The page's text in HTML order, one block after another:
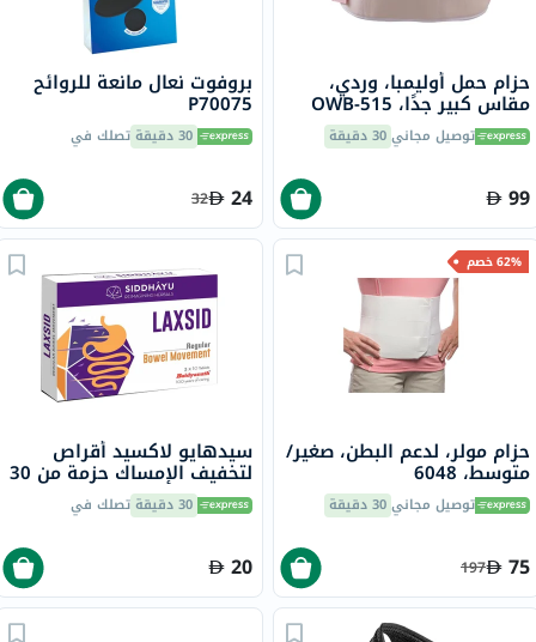
حزام حمل أوليمبا، وردي،
مقاس كبير جدًا، OWB-515
توصيل مجاني30 دقيقة
99
بروفوت نعال مانعة للروائح
P70075
30 دقيقة تصلك في
24
32
62% خصم
حزام مولر، لدعم البطن، صغير/
متوسط، 6048
توصيل مجاني30 دقيقة
75
197
سيدهايو لاكسيد أقراص
لتخفيف الإمساك حزمة من 30
30 دقيقة تصلك في
20